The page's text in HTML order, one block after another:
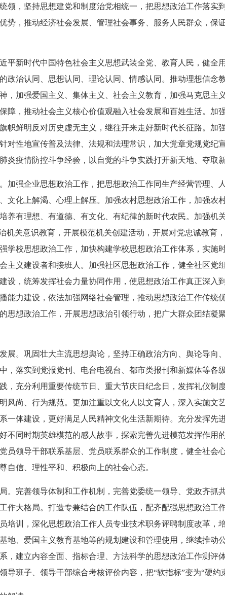
领，坚持思想建党和制度治党相统一，把思想政治工作落实
势，推动经济社会发展、管理社会事务、服务人民群众，保
平新时代中国特色社会主义思想武装全党、教育人民，健全
政治认同、思想认同、理论认同、情感认同。推动理想信念
，加强爱国主义、集体主义、社会主义教育，加强马克思主
，推动社会主义核心价值观融入社会发展和百姓生活。加
帜鲜明反对历史虚无主义，继往开来走好新时代长征路。加
对性地宣传普及法律、法规和法理常识，加大党章党规党纪
疫情防控斗争经验，以自觉的斗争实践打开新天地、夺取新
加强企业思想政治工作，把思想政治工作同生产经营管理、
文化上解渴、心理上解压。加强农村思想政治工作，加强农
养有理想、有道德、有文化、有纪律的新时代农民。加强机
机关意识教育，开展模范机关创建活动，开展对党忠诚教育
学校思想政治工作，加快构建学校思想政治工作体系，实施
主义建设者和接班人。加强社区思想政治工作，健全社区党
设，统筹发挥社会力量协同作用，使思想政治工作真正深入
能力建设，依法加强网络社会管理，推动思想政治工作传统
思想政治工作，开展思想政治引领行动，把广大群众团结凝
展。巩固壮大主流思想舆论，坚持正确政治方向、舆论导向
，落实到党报党刊、电台电视台、都市类报刊和新媒体等各
，充分利用重要传统节日、重大节庆日纪念日，发挥礼仪制
风尚、行为规范。更加注重以文化人以文育人，深入实施文
一体建设，更好满足人民精神文化生活新期待。充分发挥先
不同时期英雄模范的感人故事，探索完善先进模范发挥作用
员领导干部联系基层、党员联系群众的工作制度，健全社会
自信、理性平和、积极向上的社会心态。
。完善领导体制和工作机制，完善党委统一领导、党政齐抓
作大格局。打造专兼结合的工作队伍，配齐配强思想政治工
培训，深化思想政治工作人员专业技术职务评聘制度改革，
地、爱国主义教育基地等的规划建设和管理使用，继续推动
，建立内容全面、指标合理、方法科学的思想政治工作测评
班子、领导干部综合考核评价内容，把“软指标”变为“硬约